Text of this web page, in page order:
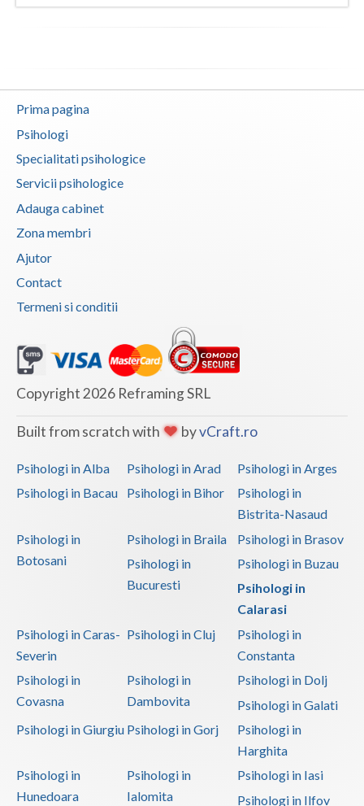
Prima pagina
Psihologi
Specialitati psihologice
Servicii psihologice
Adauga cabinet
Zona membri
Ajutor
Contact
Termeni si conditii
Copyright 2026 Reframing SRL
Built from scratch with byvCraft.ro
Psihologi in Alba Psihologi in Arad
Psihologi in Arges
Psihologi in Bacau
Psihologi in Bihor
Psihologi in
Bistrita-Nasaud
Psihologi in
Botosani
Psihologi in Braila
Psihologi in Brasov
Psihologi in
Bucuresti
Psihologi in Buzau
Psihologi in
Calarasi
Psihologi in Caras-
Severin
Psihologi in Cluj
Psihologi in
Constanta
Psihologi in
Covasna
Psihologi in
Dambovita
Psihologi in Dolj
Psihologi in Galati
Psihologi in Giurgiu Psihologi in Gorj
Psihologi in
Harghita
Psihologi in
Hunedoara
Psihologi in
Ialomita
Psihologi in Iasi
Psihologi in Ilfov